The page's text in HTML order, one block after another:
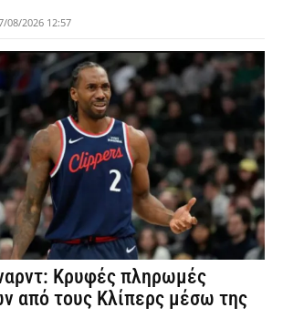
08/2026 12:57
Κρυφές πληρωμές
από τους Κλίπερς μέσω της